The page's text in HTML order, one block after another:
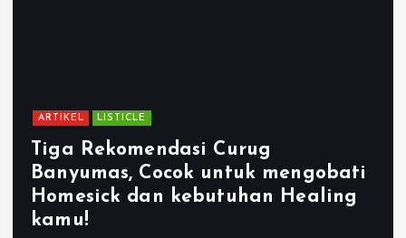
ARTIKEL LISTICLE
Tiga Rekomendasi Curug
Banyumas, Cocok untuk mengobati
Homesick dan kebutuhan Healing
kamu!